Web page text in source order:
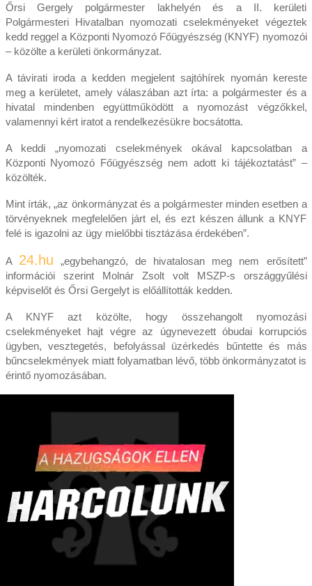
Őrsi Gergely polgármester lakhelyén és a II. kerületi
Polgármesteri Hivatalban nyomozati cselekményeket végeztek
kedd reggel a Központi Nyomozó Főügyészség (KNYF) nyomozói
– közölte a kerületi önkormányzat.
A távirati iroda a kedden megjelent sajtóhírek nyomán kereste
meg a kerületet, amely válaszában azt írta: a polgármester és a
hivatal mindenben együttműködött a nyomozást végzőkkel,
valamennyi kért iratot a rendelkezésükre bocsátotta.
A keddi „nyomozati cselekmények okával kapcsolatban a
Központi Nyomozó Főügyészség nem adott ki tájékoztatást” –
közölték.
Mint írták, „az önkormányzat és a polgármester minden esetben a
törvényeknek megfelelően járt el, és ezt készen állunk a KNYF
felé is igazolni az ügy mielőbbi tisztázása érdekében”.
A 24.hu „egybehangzó, de hivatalosan meg nem erősített”
információi szerint Molnár Zsolt volt MSZP-s országgyűlési
képviselőt és Őrsi Gergelyt is előállították kedden.
A KNYF azt közölte, hogy összehangolt nyomozási
cselekményeket hajt végre az úgynevezett óbudai korrupciós
ügyben, vesztegetés, befolyással üzérkedés bűntette és más
bűncselekmények miatt folyamatban lévő, több önkormányzatot is
érintő nyomozásában.